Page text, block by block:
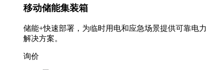
移动储能集装箱
储能+快速部署，为临时用电和应急场景提供可靠电力
解决方案。
询价